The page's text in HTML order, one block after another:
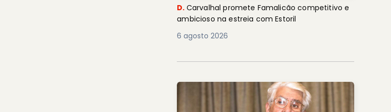
D. Carvalhal promete Famalicão competitivo e
ambicioso na estreia com Estoril
6 agosto 2026